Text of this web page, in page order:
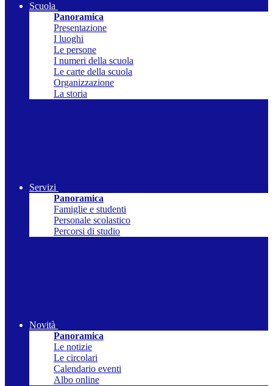
Scuola
Panoramica
Presentazione
I luoghi
Le persone
I numeri della scuola
Le carte della scuola
Organizzazione
La storia
Servizi
Panoramica
Famiglie e studenti
Personale scolastico
Percorsi di studio
Novità
Panoramica
Le notizie
Le circolari
Calendario eventi
Albo online